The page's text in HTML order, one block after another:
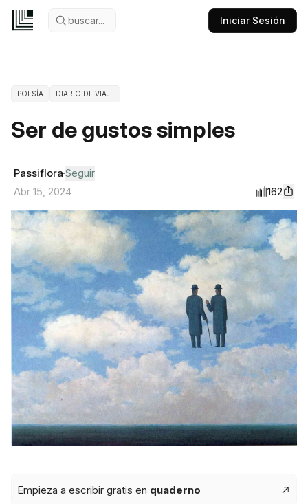
buscar... Iniciar Sesión
POESÍA DIARIO DE VIAJE
Ser de gustos simples
Passiflora Seguir
Abr 15, 2024
162
Empieza a escribir gratis en quaderno